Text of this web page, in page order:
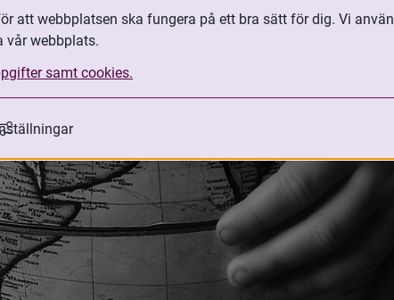
att webbplatsen ska fungera på ett bra sätt för dig. Vi
vår webbplats.
samt cookies.